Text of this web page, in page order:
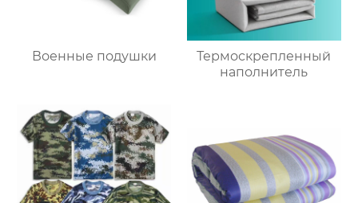
Военные подушки
Термоскрепленный
наполнитель